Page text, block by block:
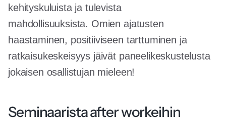
kehityskuluista ja tulevista
mahdollisuuksista. Omien ajatusten
haastaminen, positiiviseen tarttuminen ja
ratkaisukeskeisyys jäivät paneelikeskustelusta
jokaisen osallistujan mieleen!
Seminaarista after workeihin